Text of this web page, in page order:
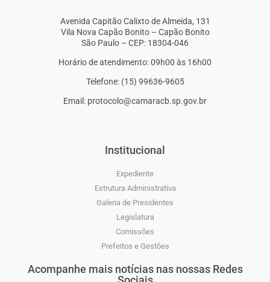
Avenida Capitão Calixto de Almeida, 131
Vila Nova Capão Bonito – Capão Bonito
São Paulo – CEP: 18304-046
Horário de atendimento: 09h00 às 16h00
Telefone: (15) 99636-9605
Email: protocolo@camaracb.sp.gov.br
Institucional
Expediente
Estrutura Administrativa
Galeria de Presidentes
Legislatura
Comissões
Prefeitos e Gestões
Acompanhe mais notícias nas nossas Redes